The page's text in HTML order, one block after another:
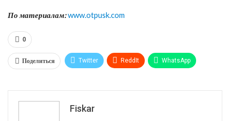
По материалам:www.otpusk.com
0
Поделиться Twitter ReddIt WhatsApp
Fiskar